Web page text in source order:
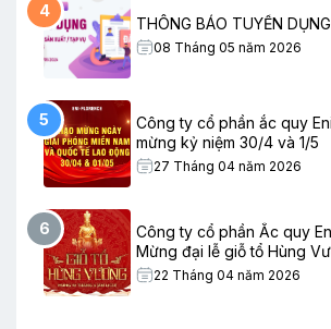
4
THÔNG BÁO TUYỂN DỤNG
08 Tháng 05 năm 2026
5
Công ty cổ phần ắc quy
mừng kỷ niệm 30/4 và 1/5
27 Tháng 04 năm 2026
6
Công ty cổ phần Ắc quy
Mừng đại lễ giỗ tổ Hùng
22 Tháng 04 năm 2026